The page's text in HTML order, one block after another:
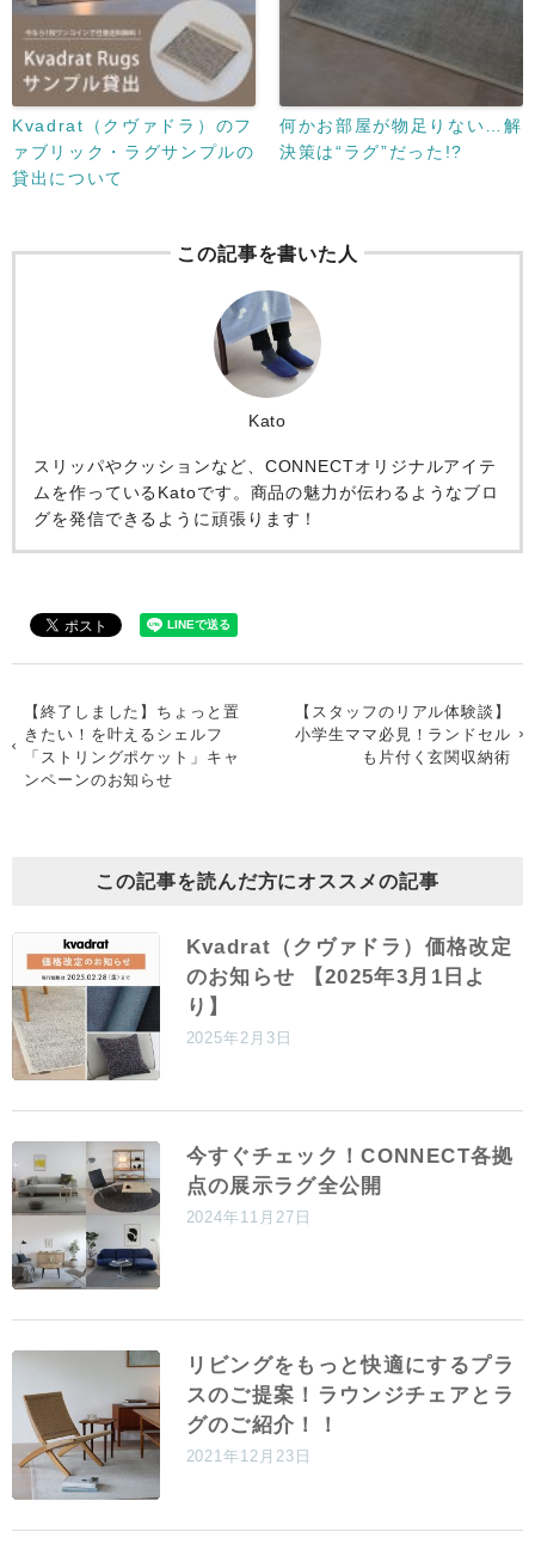
Kvadrat（クヴァドラ）のフ
ァブリック・ラグサンプルの
貸出について
何かお部屋が物足りない…解
決策は“ラグ”だった!?
この記事を書いた人
Kato
スリッパやクッションなど、CONNECTオリジナルアイテ
ムを作っているKatoです。商品の魅力が伝わるようなブロ
グを発信できるように頑張ります！
【終了しました】ちょっと置
きたい！を叶えるシェルフ
「ストリングポケット」キャ
ンペーンのお知らせ
【スタッフのリアル体験談】
小学生ママ必見！ランドセル
も片付く玄関収納術
この記事を読んだ方にオススメの記事
Kvadrat（クヴァドラ）価格改定
のお知らせ 【2025年3月1日よ
り】
2025年2月3日
今すぐチェック！CONNECT各拠
点の展示ラグ全公開
2024年11月27日
リビングをもっと快適にするプラ
スのご提案！ラウンジチェアとラ
グのご紹介！！
2021年12月23日